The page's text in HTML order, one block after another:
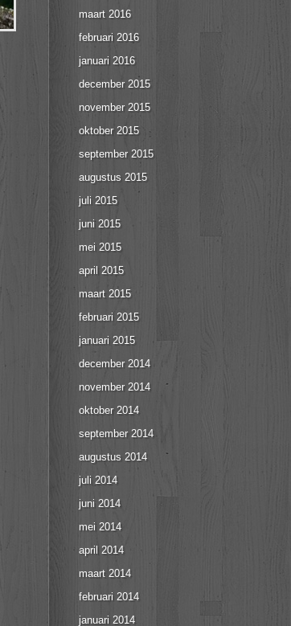
maart 2016
februari 2016
januari 2016
december 2015
november 2015
oktober 2015
september 2015
augustus 2015
juli 2015
juni 2015
mei 2015
april 2015
maart 2015
februari 2015
januari 2015
december 2014
november 2014
oktober 2014
september 2014
augustus 2014
juli 2014
juni 2014
mei 2014
april 2014
maart 2014
februari 2014
januari 2014